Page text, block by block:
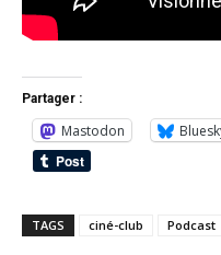
Partager :
Mastodon
TAGS ciné-club Podcast